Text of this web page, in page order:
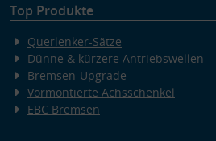
Top Produkte
Querlenker-Sätze
Dünne & kürzere Antriebswellen
Bremsen-Upgrade
Vormontierte Achsschenkel
EBC Bremsen